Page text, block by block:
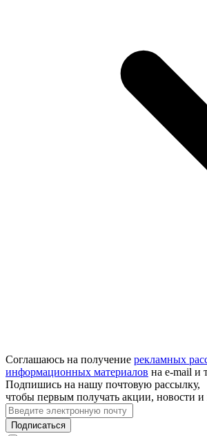
Соглашаюсь на получение рекламных
информационных материалов на e‑mail и
Подпишись на нашу почтовую рассылку,
чтобы первым получать акции, новости
Подписаться